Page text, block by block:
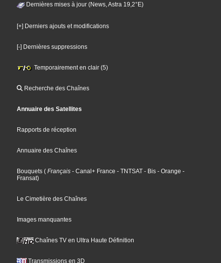
Dernières mises à jour (News, Astra 19,2°E)
[+] Derniers ajouts et modifications
[-] Dernières suppressions
Temporairement en clair (5)
Recherche des Chaînes
Annuaire des Satellites
Rapports de réception
Annuaire des Chaînes
Bouquets ( Français - Canal+ France - TNTSAT - Bis - Orange -
Fransat)
Le Cimetière des Chaînes
Images manquantes
Chaînes TV en Ultra Haute Définition
Transmissions en 3D